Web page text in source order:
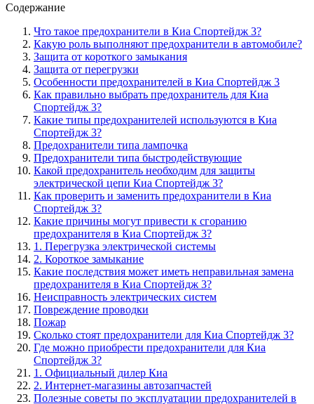
Содержание
Что такое предохранители в Киа Спортейдж 3?
Какую роль выполняют предохранители в автомобиле?
Защита от короткого замыкания
Защита от перегрузки
Особенности предохранителей в Киа Спортейдж 3
Как правильно выбрать предохранитель для Киа
Спортейдж 3?
Какие типы предохранителей используются в Киа
Спортейдж 3?
Предохранители типа лампочка
Предохранители типа быстродействующие
Какой предохранитель необходим для защиты
электрической цепи Киа Спортейдж 3?
Как проверить и заменить предохранители в Киа
Спортейдж 3?
Какие причины могут привести к сгоранию
предохранителя в Киа Спортейдж 3?
1. Перегрузка электрической системы
2. Короткое замыкание
Какие последствия может иметь неправильная замена
предохранителя в Киа Спортейдж 3?
Неисправность электрических систем
Повреждение проводки
Пожар
Сколько стоят предохранители для Киа Спортейдж 3?
Где можно приобрести предохранители для Киа
Спортейдж 3?
1. Официальный дилер Киа
2. Интернет-магазины автозапчастей
Полезные советы по эксплуатации предохранителей в